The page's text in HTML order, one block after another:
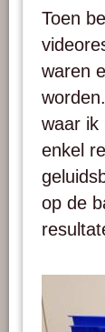
Toen
waren
waar ik
enkel
op de